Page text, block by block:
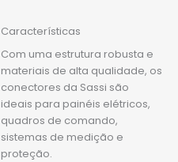
Características
Com uma estrutura robusta e
materiais de alta qualidade, os
conectores da Sassi são
ideais para painéis elétricos,
quadros de comando,
sistemas de medição e
proteção.